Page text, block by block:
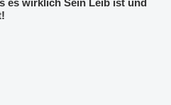
es wirklich Sein Leib ist und